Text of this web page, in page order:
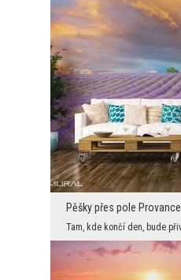
Pěšky přes pole Provance